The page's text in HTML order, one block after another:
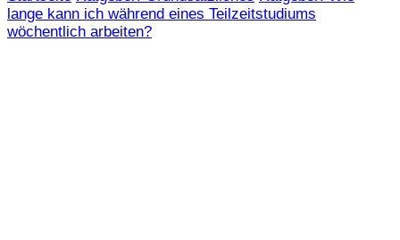
etwas?
lange kann ich während eines Teilzeitstudiums
wöchentlich arbeiten?